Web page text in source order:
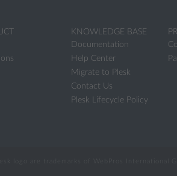
KNOWLEDGE BASE
Documentation
Help Center
Migrate to Plesk
Contact Us
Plesk Lifecycle Policy